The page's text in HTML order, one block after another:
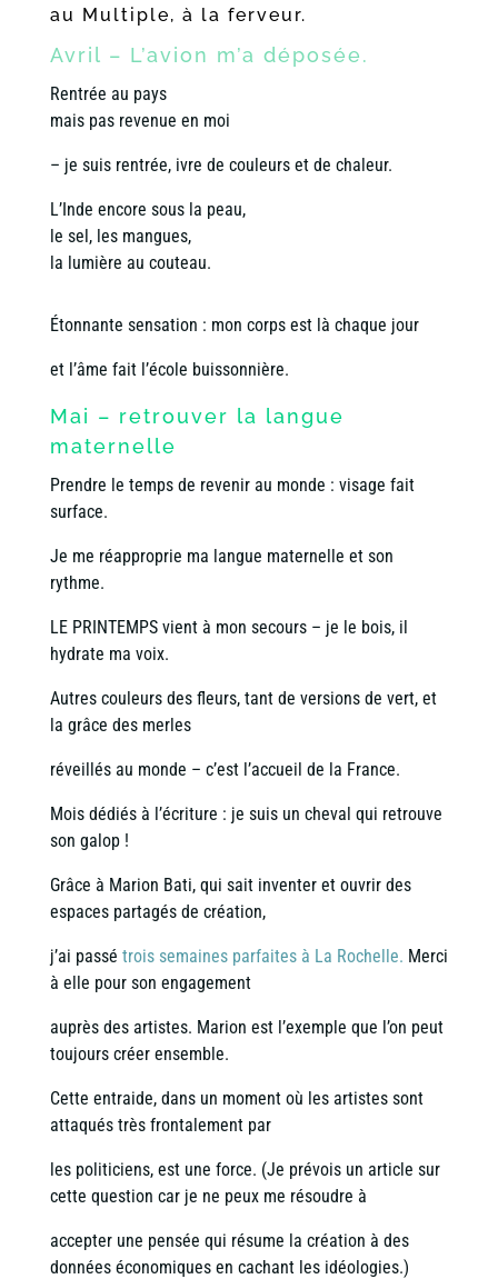
au Multiple, à la ferveur.
Avril – L’avion m’a déposée.
Rentrée au pays
mais pas revenue en moi
– je suis rentrée, ivre de couleurs et de chaleur.
L’Inde encore sous la peau,
le sel, les mangues,
la lumière au couteau.
Étonnante sensation : mon corps est là chaque jour
et l’âme fait l’école buissonnière.
Mai – retrouver la langue
maternelle
Prendre le temps de revenir au monde : visage fait
surface.
Je me réapproprie ma langue maternelle et son
rythme.
LE PRINTEMPS vient à mon secours – je le bois, il
hydrate ma voix.
Autres couleurs des fleurs, tant de versions de vert, et
la grâce des merles
réveillés au monde – c’est l’accueil de la France.
Mois dédiés à l’écriture : je suis un cheval qui retrouve
son galop !
Grâce à Marion Bati, qui sait inventer et ouvrir des
espaces partagés de création,
j’ai passé trois semaines parfaites à La Rochelle. Merci
à elle pour son engagement
auprès des artistes. Marion est l’exemple que l’on peut
toujours créer ensemble.
Cette entraide, dans un moment où les artistes sont
attaqués très frontalement par
les politiciens, est une force. (Je prévois un article sur
cette question car je ne peux me résoudre à
accepter une pensée qui résume la création à des
données économiques en cachant les idéologies.)